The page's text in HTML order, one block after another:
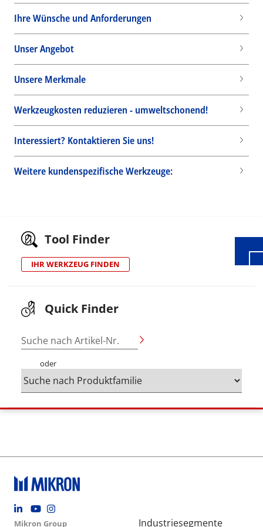
Ihre Wünsche und Anforderungen
Unser Angebot
Unsere Merkmale
Werkzeugkosten reduzieren - umweltschonend!
Interessiert? Kontaktieren Sie uns!
Weitere kundenspezifische Werkzeuge:
Tool Finder
IHR WERKZEUG FINDEN
Quick Finder
Suche nach Artikel-Nr.
oder
Footer social
Mikron Group Industriesegmente